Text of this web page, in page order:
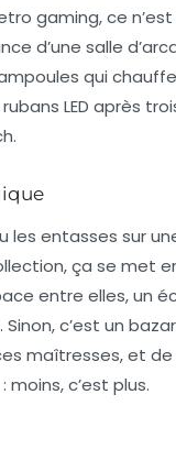
gaming, ce
d’une salle
qui
LED après
les entasses sur
ça se met
entre elles, un
c’est un
maîtresses, et
moins, c’est plus.